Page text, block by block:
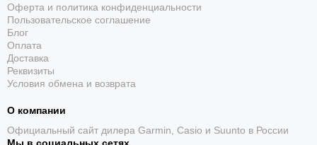
Оферта и политика конфиденциальности
Пользовательское соглашение
Блог
Оплата
Доставка
Реквизиты
Условия обмена и возврата
О компании
Официальный сайт дилера Garmin, Casio и Suunto в России